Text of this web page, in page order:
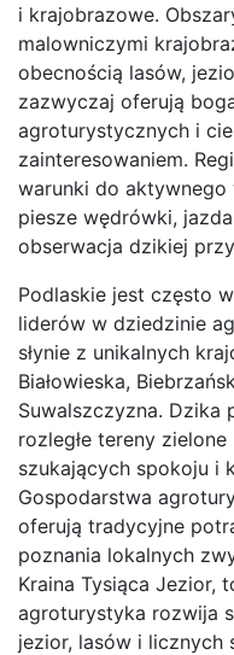
i krajobrazowe.
malowniczymi
obecnością lasów,
zazwyczaj oferują
agroturystycznych i
zainteresowaniem.
warunki do
piesze wędrówki,
obserwacja dzikiej
Podlaskie jest często
liderów w dziedzinie
słynie z unikalnych
Białowieska,
Suwalszczyzna. Dzika
rozległe tereny
szukających spokoju i
Gospodarstwa
oferują tradycyjne
poznania lokalnych
Kraina Tysiąca Jezior,
agroturystyka rozwija
jezior, lasów i licznych